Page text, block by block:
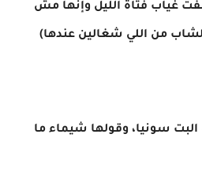
غياب فتاة الليل وإنها مش
من اللي شغالين عندها)
سونيا، وقولها شيماء ما